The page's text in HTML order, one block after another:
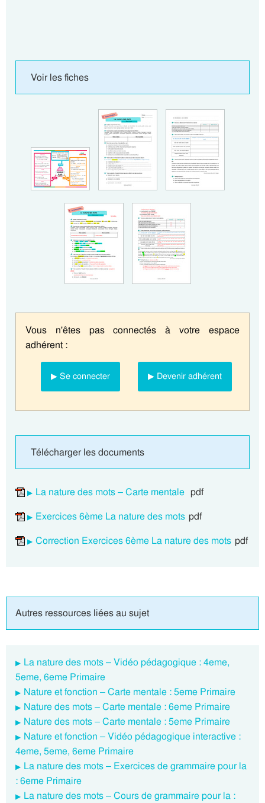
Voir les fiches
Vous n'êtes pas connectés à votre espace
adhérent :
▶ Se connecter ▶ Devenir adhérent
Télécharger les documents
La nature des mots – Carte mentale pdf
Exercices 6ème La nature des mots pdf
Correction Exercices 6ème La nature des mots pdf
Autres ressources liées au sujet
La nature des mots – Vidéo pédagogique : 4eme,
5eme, 6eme Primaire
Nature et fonction – Carte mentale : 5eme Primaire
Nature des mots – Carte mentale : 6eme Primaire
Nature des mots – Carte mentale : 5eme Primaire
Nature et fonction – Vidéo pédagogique interactive :
4eme, 5eme, 6eme Primaire
La nature des mots – Exercices de grammaire pour la
: 6eme Primaire
La nature des mots – Cours de grammaire pour la :